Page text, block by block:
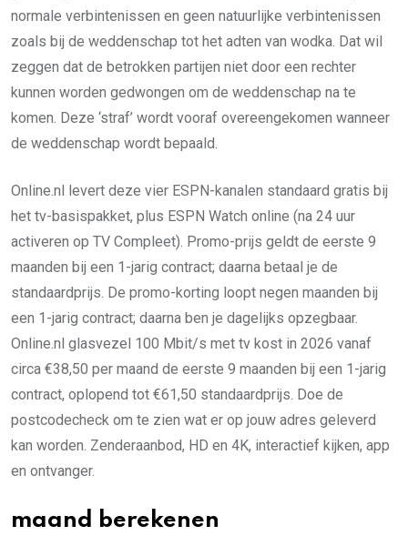
normale verbintenissen en geen natuurlijke verbintenissen
zoals bij de weddenschap tot het adten van wodka. Dat wil
zeggen dat de betrokken partijen niet door een rechter
kunnen worden gedwongen om de weddenschap na te
komen. Deze ‘straf’ wordt vooraf overeengekomen wanneer
de weddenschap wordt bepaald.
Online.nl levert deze vier ESPN-kanalen standaard gratis bij
het tv-basispakket, plus ESPN Watch online (na 24 uur
activeren op TV Compleet). Promo-prijs geldt de eerste 9
maanden bij een 1-jarig contract; daarna betaal je de
standaardprijs. De promo-korting loopt negen maanden bij
een 1-jarig contract; daarna ben je dagelijks opzegbaar.
Online.nl glasvezel 100 Mbit/s met tv kost in 2026 vanaf
circa €38,50 per maand de eerste 9 maanden bij een 1-jarig
contract, oplopend tot €61,50 standaardprijs. Doe de
postcodecheck om te zien wat er op jouw adres geleverd
kan worden. Zenderaanbod, HD en 4K, interactief kijken, app
en ontvanger.
maand berekenen